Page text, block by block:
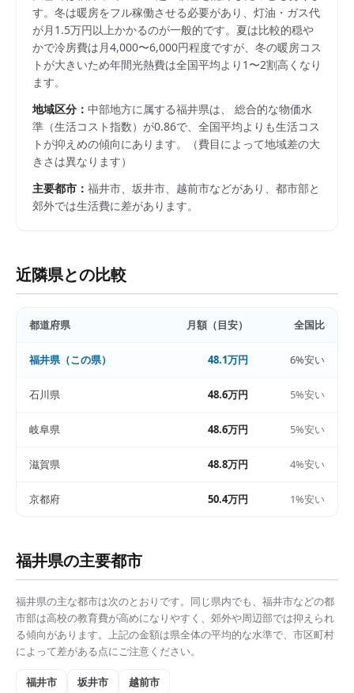
す。冬は暖房をフル稼働させる必要があり、灯油・ガス代
が月1.5万円以上かかるのが一般的です。夏は比較的穏や
かで冷房費は月4,000〜6,000円程度ですが、冬の暖房コス
トが大きいため年間光熱費は全国平均より1〜2割高くなり
ます。
地域区分： 中部地方に属する福井県は、 総合的な物価水
準（生活コスト指数）が0.86で、 全国平均よりも生活コス
トが抑えめの傾向にあります。
（費目によって地域差の大
きさは異なります）
主要都市： 福井市、坂井市、越前市などがあり、都市部と
郊外では生活費に差があります。
近隣県との比較
都道府県 月額（目安） 全国比
福井県（この県） 48.1万円 6%安い
石川県 48.6万円 5%安い
岐阜県 48.6万円 5%安い
滋賀県 48.8万円 4%安い
京都府 50.4万円 1%安い
福井県の主要都市
福井県の主な都市は次のとおりです。同じ県内でも、 福井市などの都
市部は高校の教育費が高めになりやすく、郊外や周辺部では抑えられ
る傾向があります。上記の金額は県全体の平均的な水準で、市区町村
によって差がある点にご注意ください。
福井市 坂井市 越前市